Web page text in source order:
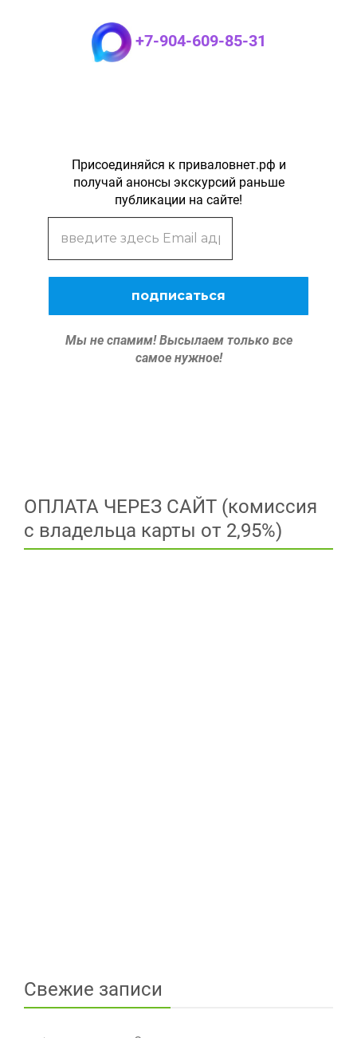
+7-904-609-85-31
Присоединяйся к приваловнет.рф и
получай анонсы экскурсий раньше
публикации на сайте!
Мы не спамим! Высылаем только все
самое нужное!
ОПЛАТА ЧЕРЕЗ САЙТ (комиссия
с владельца карты от 2,95%)
Свежие записи